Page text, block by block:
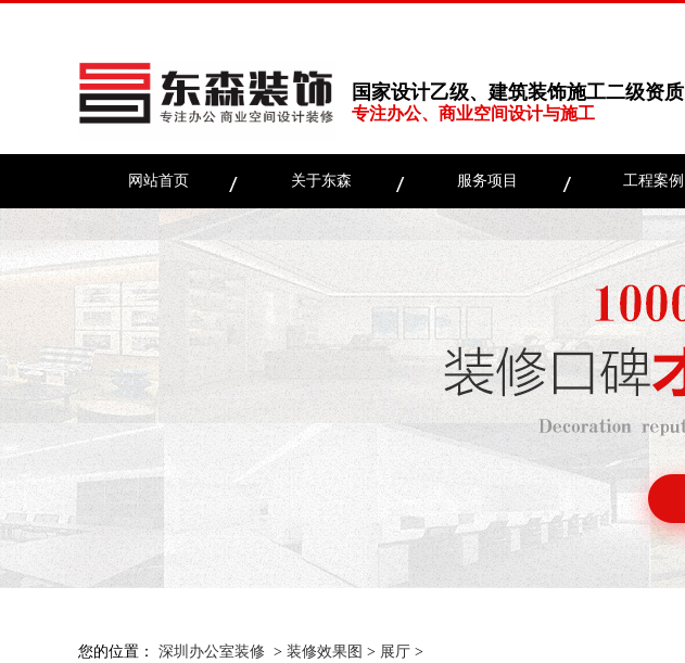
国家设计乙级、建筑装饰施工二级资质
专注办公、商业空间设计与施工
网站首页 关于东森 服务项目 工程案例
您的位置： 深圳办公室装修 > 装修效果图 > 展厅 >